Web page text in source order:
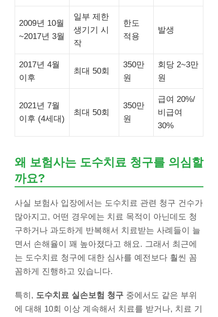
2009년 10월
~2017년 3월
일부 제한
생기기 시
작
한도
적용
발생
2017년 4월
이후
최대 50회
350만
원
회당 2~3만
원
2021년 7월
이후 (4세대)
최대 50회
350만
원
급여 20%/
비급여
30%
왜 보험사는 도수치료 청구를 의심할
까요?
사실 보험사 입장에서는 도수치료 관련 청구 건수가
많아지고, 어떤 경우에는 치료 목적이 아닌데도 청
구하거나 과도하게 반복해서 치료받는 사례들이 늘
면서 손해율이 꽤 높아졌다고 해요. 그래서 최근에
는 도수치료 청구에 대한 심사를 예전보다 훨씬 꼼
꼼하게 진행하고 있습니다.
특히, 도수치료 실손보험 청구 중에서도 같은 부위
에 대해 10회 이상 계속해서 치료를 받거나, 치료 기